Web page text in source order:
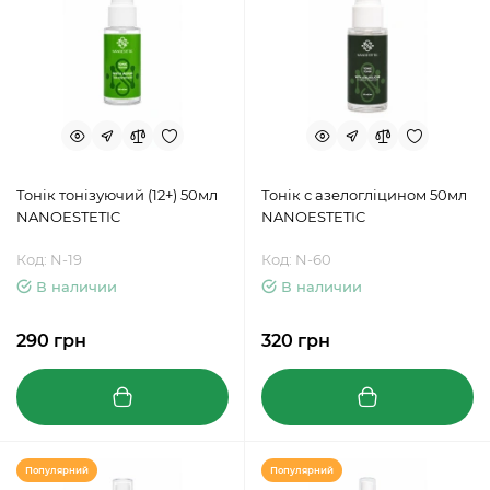
Тонік тонізуючий (12+) 50мл
NANOESTETIC
Код: N-19
В наличии
290 грн
Тонік с азелогліцином 50мл
NANOESTETIC
Код: N-60
В наличии
320 грн
Популярний Популярний